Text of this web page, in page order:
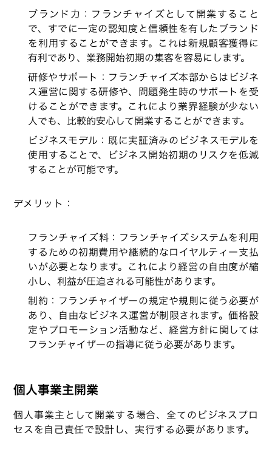
ブランド力：フランチャイズとして開業すること
で、すでに一定の認知度と信頼性を有したブランド
を利用することができます。これは新規顧客獲得に
有利であり、業務開始初期の集客を容易にします。
研修やサポート：フランチャイズ本部からはビジネ
ス運営に関する研修や、問題発生時のサポートを受
けることができます。これにより業界経験が少ない
人でも、比較的安心して開業することができます。
ビジネスモデル：既に実証済みのビジネスモデルを
使用することで、ビジネス開始初期のリスクを低減
することが可能です。
デメリット：
フランチャイズ料：フランチャイズシステムを利用
するための初期費用や継続的なロイヤルティー支払
いが必要となります。これにより経営の自由度が縮
小し、利益が圧迫される可能性があります。
制約：フランチャイザーの規定や規則に従う必要が
あり、自由なビジネス運営が制限されます。価格設
定やプロモーション活動など、経営方針に関しては
フランチャイザーの指導に従う必要があります。
個人事業主開業
個人事業主として開業する場合、全てのビジネスプロ
セスを自己責任で設計し、実行する必要があります。